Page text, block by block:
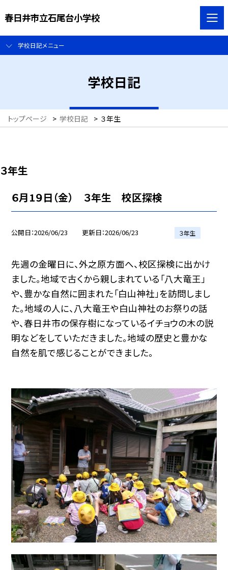
春日井市立石尾台小学校
学校日記メニュー
学校日記
トップページ > 学校日記 > ３年生
３年生
６月1９日（金） ３年生 校区探検
公開日 2026/06/23 更新日 2026/06/23 ３年生
先週の金曜日に、外之原方面へ、校区探検に出かけ
ました。地域で古くから親しまれている「八大竜王」
や、豊かな自然に囲まれた「白山神社」を訪問しまし
た。地域の人に、八大竜王や白山神社のお祭りの話
や、春日井市の保存樹になっているイチョウの木の説
明などをしていただきました。地域の歴史と豊かな
自然を肌で感じることができました。